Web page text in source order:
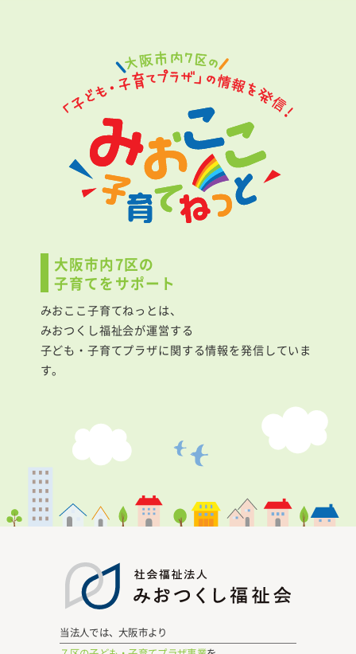
大阪市内7区の
子育てをサポート
みおここ子育てねっとは、
みおつくし福祉会が運営する
子ども・子育てプラザに関する情報を発信していま
す。
当法人では、大阪市より